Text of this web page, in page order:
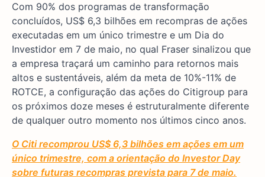
Com 90% dos programas de transformação
concluídos, US$ 6,3 bilhões em recompras de ações
executadas em um único trimestre e um Dia do
Investidor em 7 de maio, no qual Fraser sinalizou que
a empresa traçará um caminho para retornos mais
altos e sustentáveis, além da meta de 10%-11% de
ROTCE, a configuração das ações do Citigroup para
os próximos doze meses é estruturalmente diferente
de qualquer outro momento nos últimos cinco anos.
O Citi recomprou US$ 6,3 bilhões em ações em um
único trimestre, com a orientação do Investor Day
sobre futuras recompras prevista para 7 de maio.